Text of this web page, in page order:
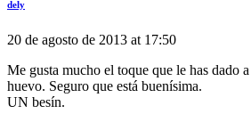
dely
20 de agosto de 2013 at 17:50
Me gusta mucho el toque que le has dado
huevo. Seguro que está buenísima.
UN besín.